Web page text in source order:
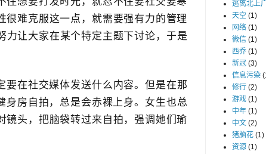
很难克服这一点，就需要强有力的管理
力让大家在某个特定主题下讨论，于是
要在社交媒体发送什么​内容。但是在那
身房自拍，总是会赤裸上身​。女生也总
镜头，把脑袋转过来自拍，强调她们瑜
逃离北上
天空 (1)
网络 (1)
微信 (1)
西乔 (1)
新冠 (3)
信息污染
修行 (2)
游戏 (1)
中年 (1)
中文 (2)
猪脑花 (1)
资源 (1)